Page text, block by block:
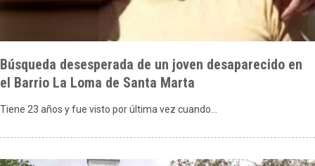
Búsqueda desesperada de un joven desaparecido en
el Barrio La Loma de Santa Marta
Tiene 23 años y fue visto por última vez cuando…